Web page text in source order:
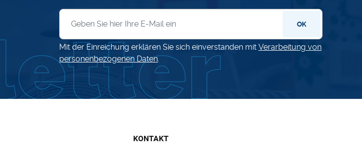
OK
Mit der Einreichung erklären Sie sich einverstanden mit Verarbeitung von
personenbezogenen Daten.
KONTAKT